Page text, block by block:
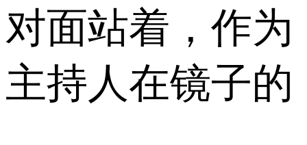
对面站着，作为
主持人在镜子的